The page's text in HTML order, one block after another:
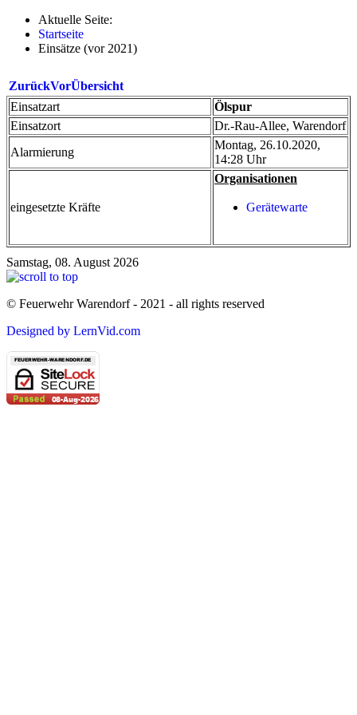
Aktuelle Seite:
Startseite
Einsätze (vor 2021)
ZurückVorÜbersicht
Einsatzart
Ölspur
Einsatzort
Dr.-Rau-Allee, Warendorf
Alarmierung
Montag, 26.10.2020,
14:28 Uhr
eingesetzte Kräfte
Organisationen
Gerätewarte
Samstag, 08. August 2026
© Feuerwehr Warendorf - 2021 - all rights reserved
Designed by LernVid.com